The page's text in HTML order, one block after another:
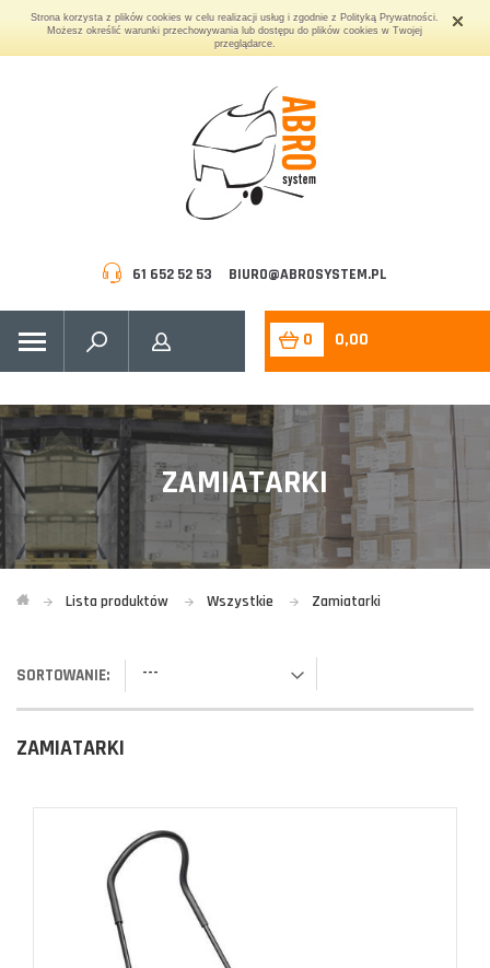
Strona korzysta z plików cookies w celu realizacji usług i zgodnie z Polityką Prywatności.
Możesz określić warunki przechowywania lub dostępu do plików cookies w Twojej
przeglądarce.
61 652 52 53 BIURO@ABROSYSTEM.PL
0 0,00
ZAMIATARKI
Lista produktów Wszystkie Zamiatarki
SORTOWANIE: ---
ZAMIATARKI